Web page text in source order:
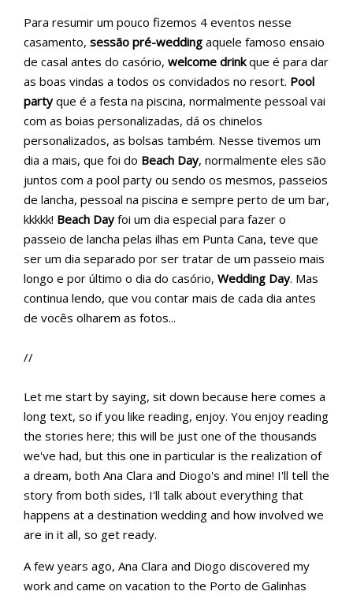
Para resumir um pouco fizemos 4 eventos nesse
casamento, sessão pré-wedding aquele famoso ensaio
de casal antes do casório, welcome drinkque é para dar
as boas vindas a todos os convidados no resort. Pool
partyque é a festa na piscina, normalmente pessoal vai
com as boias personalizadas, dá os chinelos
personalizados, as bolsas também. Nesse tivemos um
dia a mais, que foi do Beach Day, normalmente eles são
juntos com a pool party ou sendo os mesmos, passeios
de lancha, pessoal na piscina e sempre perto de um bar,
kkkkk! Beach Dayfoi um dia especial para fazer o
passeio de lancha pelas ilhas em Punta Cana, teve que
ser um dia separado por ser tratar de um passeio mais
longo e por último o dia do casório, Wedding Day. Mas
continua lendo, que vou contar mais de cada dia antes
de vocês olharem as fotos...
//
Let me start by saying, sit down because here comes a
long text, so if you like reading, enjoy. You enjoy reading
the stories here; this will be just one of the thousands
we've had, but this one in particular is the realization of
a dream, both Ana Clara and Diogo's and mine! I'll tell the
story from both sides, I'll talk about everything that
happens at a destination wedding and how involved we
are in it all, so get ready.
A few years ago, Ana Clara and Diogo discovered my
work and came on vacation to the Porto de Galinhas